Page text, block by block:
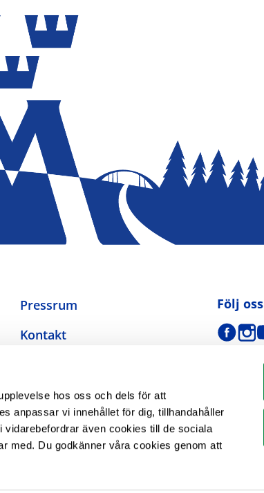
hos oss och dels för att
anpassar vi innehållet för dig, tillhandahåller
även cookies till de sociala
med. Du godkänner våra cookies genom att
Pressrum
Kontakt
Integritetspolicy
Inställningar för cookies
Tillgänglighetsredogörelse
Följ oss